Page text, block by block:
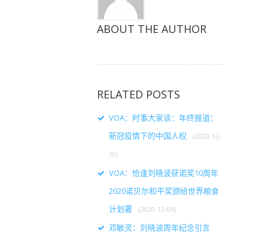
ABOUT THE AUTHOR
RELATED POSTS
VOA：时事大家谈：年终报道：
新冠疫情下的中国人权
(2020-12-
10)
VOA：恰逢刘晓波获诺奖10周年
2020诺贝尔和平奖颁给世界粮食
计划署
(2020-12-09)
邓敏灵：刘晓波周年纪念引言